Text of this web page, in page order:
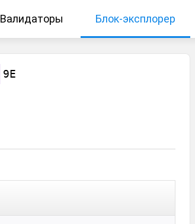
Валидаторы Блок-эксплорер
9E